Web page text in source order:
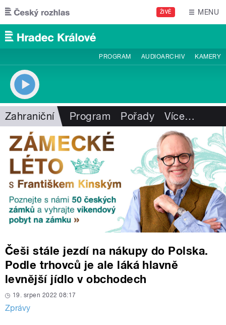
Přejít k hlavnímu obsahu
ŽIVĚ MENU
PROGRAM AUDIOARCHIV KAMERY
Zahraniční Program Pořady Více…
Češi stále jezdí na nákupy do Polska.
Podle trhovců je ale láká hlavně
levnější jídlo v obchodech
19. srpen 2022 08:17
Zprávy